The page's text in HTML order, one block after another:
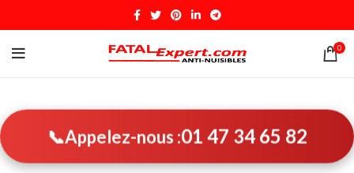
0
📞 Appelez-nous :01 47 34 65 82